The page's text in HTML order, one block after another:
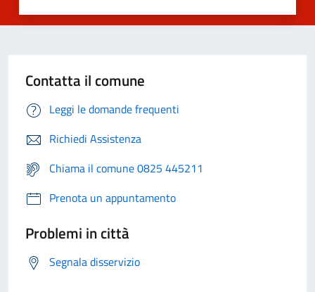
Contatta il comune
Leggi le domande frequenti
Richiedi Assistenza
Chiama il comune 0825 445211
Prenota un appuntamento
Problemi in città
Segnala disservizio